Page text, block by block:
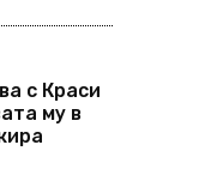
с Краси
му в